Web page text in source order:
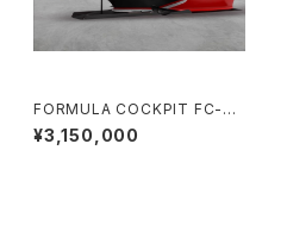
FORMULA COCKPIT FC-PR
O CONSPIT
¥3,150,000